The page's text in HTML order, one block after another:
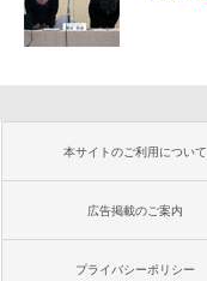
本サイトのご利用について
広告掲載のご案内
プライバシーポリシー